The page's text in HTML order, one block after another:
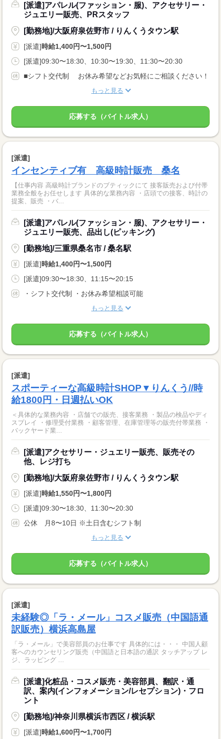
[派遣]アパレル(ファッション・服)、アクセサリー・
ジュエリー販売、PRスタッフ
[勤務地]/大阪府泉佐野市 / りんくうタウン駅
[派遣]時給1,400円〜1,500円
[派遣]09:30〜18:30、10:30〜19:30、11:30〜20:30
■シフト交代制 お休み希望などお気軽にご相談ください！
もっと見る
応募する（バイトル求人）
[派遣]
インセンティブ有 高級時計販売 桑名
【仕事内容 高級時計ブランドのブティックにて 接客販売および付帯
業務全般をお任せします 具体的な業務内容 ・店頭での接客、時計の
提案、販売 ・バ...
[派遣]アパレル(ファッション・服)、アクセサリー・
ジュエリー販売、品出し(ピッキング)
[勤務地]/三重県桑名市 / 桑名駅
[派遣]時給1,400円〜1,500円
[派遣]09:30〜18:30、11:15〜20:15
・シフト交代制 ・お休み希望相談可能
もっと見る
応募する（バイトル求人）
[派遣]
スポーティーな高級時計SHOP▼りんくう//時
給1800円・日週払いOK
＜具体的な業務内容 ・店舗での販売、接客業務 ・製品の検品やディ
スプレイ ・修理受付業務 ・顧客管理、在庫管理等の販売付帯業務 ・
バックヤード業...
[派遣]アクセサリー・ジュエリー販売、販売その
他、レジ打ち
[勤務地]/大阪府泉佐野市 / りんくうタウン駅
[派遣]時給1,550円〜1,800円
[派遣]09:30〜18:30、11:30〜20:30
公休 月8〜10日 ※土日含むシフト制
もっと見る
応募する（バイトル求人）
[派遣]
未経験◎「ラ・メール」コスメ販売（中国語通
訳販売）横浜高島屋
「ラ・メール」で美容部員のお仕事です 具体的には・・・ 中国人顧
客へのカウンセリング販売（中国語と日本語の通訳 タッチアップ レ
ジ、ラッピング ...
[派遣]化粧品・コスメ販売・美容部員、翻訳・通
訳、案内(インフォメーション/レセプション)・フロ
ント
[勤務地]/神奈川県横浜市西区 / 横浜駅
[派遣]時給1,600円〜1,700円